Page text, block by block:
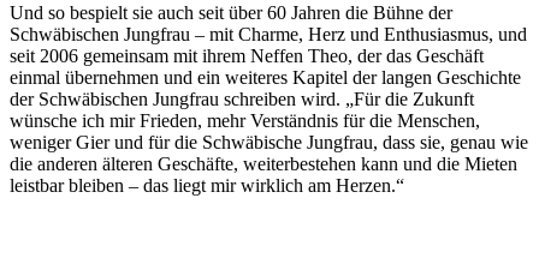
Und so bespielt sie auch seit über 60 Jahren die Bühne der
Schwäbischen Jungfrau – mit Charme, Herz und Enthusiasmus, und
seit 2006 gemeinsam mit ihrem Neffen Theo, der das Geschäft
einmal übernehmen und ein weiteres Kapitel der langen Geschichte
der Schwäbischen Jungfrau schreiben wird. „Für die Zukunft
wünsche ich mir Frieden, mehr Verständnis für die Menschen,
weniger Gier und für die Schwäbische Jungfrau, dass sie, genau wie
die anderen älteren Geschäfte, weiterbestehen kann und die Mieten
leistbar bleiben – das liegt mir wirklich am Herzen.“